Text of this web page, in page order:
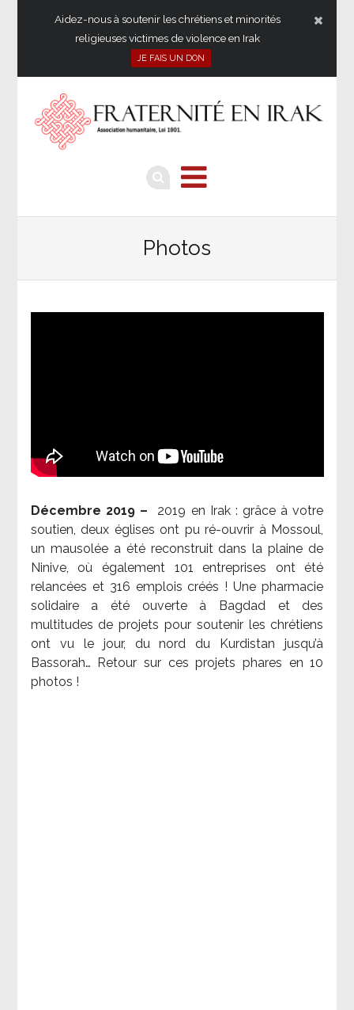
Aidez-nous à soutenir les chrétiens et minorités
religieuses victimes de violence en Irak
JE FAIS UN DON
Photos
Décembre 2019 – 2019 en Irak : grâce à votre
soutien, deux églises ont pu ré-ouvrir à Mossoul,
un mausolée a été reconstruit dans la plaine de
Ninive, où également 101 entreprises ont été
relancées et 316 emplois créés ! Une pharmacie
solidaire a été ouverte à Bagdad et des
multitudes de projets pour soutenir les chrétiens
ont vu le jour, du nord du Kurdistan jusqu’à
Bassorah… Retour sur ces projets phares en 10
photos !